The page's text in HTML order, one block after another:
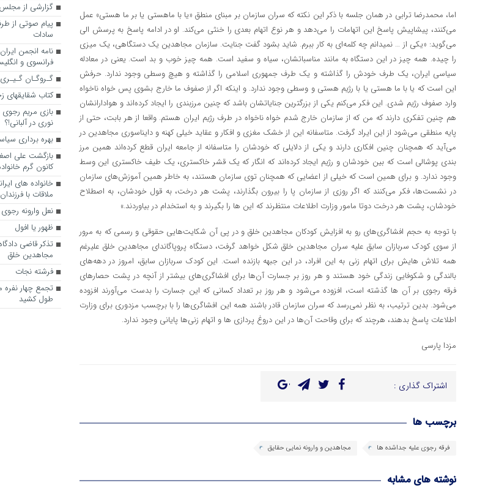
اما، محمدرضا ترابی در همان جلسه با ذکر این نکته که سران سازمان بر مبنای منطق «یا با ماهستی یا بر ما هستی» عمل
می‌کنند، پیشاپیش پاسخ این اتهامات را می‌دهد و هر نوع اتهام بعدی را خنثی می‌کند. او در ادامه پاسخ به پرسش الی
می‌گوید: «یکی از … نمیدانم چه کلمه‌ای به کار ببرم. شاید بشود گفت جنایت. سازمان مجاهدین یک دستگاهی، یک میزی
را چیده. همه چیز در این دستگاه به مانند مناسباتشان، سیاه و سفید است. همه چیز خوب و بد است. یعنی در معادله
سیاسی ایران، یک طرف خودش را گذاشته و یک طرف جمهوری اسلامی را گذاشته و هیچ وسطی وجود ندارد. حرفش
این است که یا با ما هستی یا با رژیم هستی و وسطی وجود ندارد. و اینکه اگر از صفوف ما خارج بشوی پس خواه ناخواه
وارد صفوف رژیم شدی. این فکر می‌کنم یکی از بزرگترین جنایاتشان باشد که چنین مرزبندی را ایجاد کرده‌اند و هوادارانشان
هم چنین تفکری دارند که من که از سازمان خارج شدم خواه ناخواه در طرف رژیم ایران هستم. واقعا از هر بابت، حتی از
پایه منطقی می‌شود از این ایراد گرفت. متاسفانه این از خشک مغزی و افکار و عقاید خیلی کهنه و دایناسوری مجاهدین در
می‌آید که همچنان چنین افکاری دارند و یکی از دلایلی که خودشان را متاسفانه از جامعه ایران قطع کرده‌اند همین مرز
بندی پوشالی است که بین خودشان و رژیم ایجاد کرده‌اند که انگار که یک قشر خاکستری، یک طیف خاکستری این وسط
وجود ندارد. و برای همین است که خیلی از اعضایی که همچنان توی سازمان هستند، به خاطر همین آموزش‌های سازمان
در نشست‌ها، فکر می‌کنند که اگر روزی از سازمان پا را بیرون بگذارند، پشت هر درخت، به قول خودشان، به اصطلاح
خودشان، پشت هر درخت دوتا مامور وزارت اطلاعات منتظرند که این ها را بگیرند و به استخدام در بیاوردند.»
با توجه به حجم افشاگری‌های رو به افزایش کودکان مجاهدین خلق و در پی آن شکایت‌هایی حقوقی و رسمی که به مرور
از سوی کودک سربازان سابق علیه سران مجاهدین خلق شکل خواهد گرفت، دستگاه پروپاگاندای مجاهدین خلق علیرغم
همه تلاش هایش برای اتهام زنی به این افراد، در این جبهه بازنده است. این کودک سربازان سابق، امروز در دهه‌های
بالندگی و شکوفایی زندگی خود هستند و هر روز بر جسارت آن‌ها برای افشاگری‌های بیشتر از آنچه در پشت حصارهای
فرقه رجوی بر آن ها گذشته است، افزوده می‌شود و هر روز بر تعداد کسانی که این جسارت را بدست می‌آورند افزوده
می‌شود. بدین ترتیب، به نظر نمی‌رسد که سران سازمان قادر باشند همه این افشاگری‌ها را با برچسب مزدوری برای وزارت
اطلاعات پاسخ بدهند، هرچند که برای وقاحت آن‌ها در این دروغ پردازی ها و اتهام زنی‌ها پایانی وجود ندارد.
مزدا پارسی
اشتراک گذاری :
برچسب ها
فرقه رجوی علیه جداشده ها مجاهدین و وارونه نمایی حقایق
نوشته های مشابه
گزارشی از
پیام صوتی از
سادات
نامه انجمن
فرانسوی و
گـروگـان
کتاب شقایقهای
بازی مریم رجوی
نوری در آلبانی!؟
بهره برداری
بازگشت علی
کانون گرم
خانواده های
ملاقات با
نعل وارونه
ظهور یا افول
تذکر قاضی
مجاهدین خلق
فرشته نجات
تجمع چهار نفره
طول کشید